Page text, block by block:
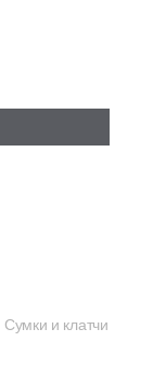
Сумки и клатчи